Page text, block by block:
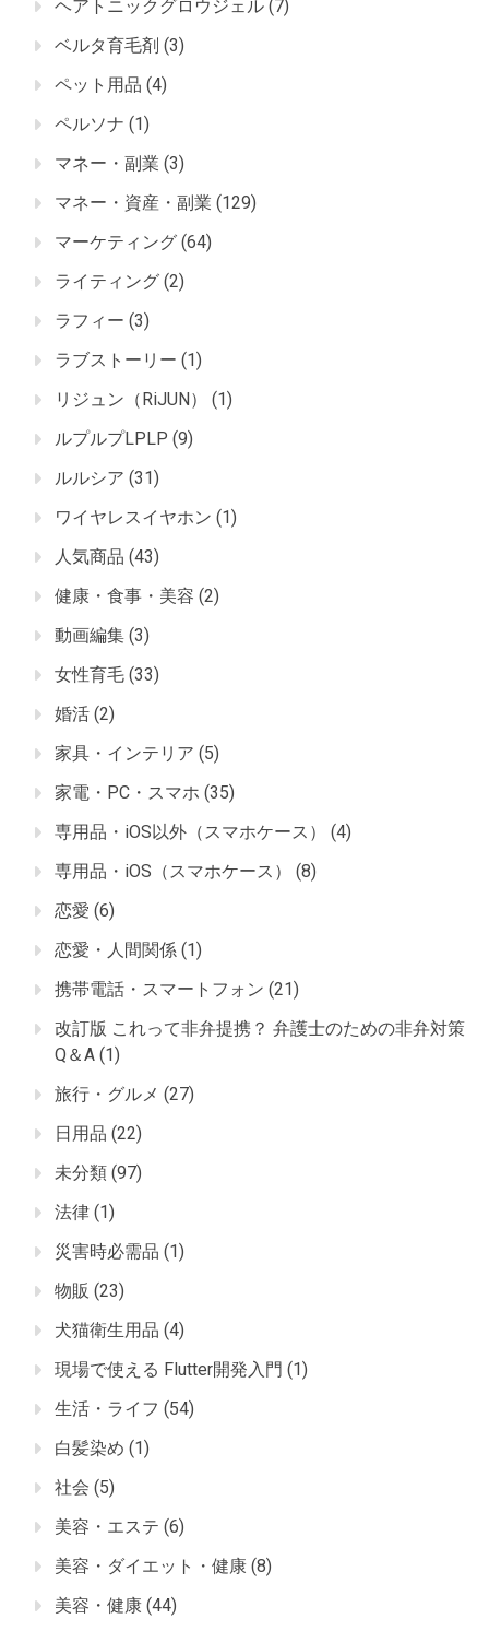
ヘアトニックグロウジェル (7)
ベルタ育毛剤 (3)
ペット用品 (4)
ペルソナ (1)
マネー・副業 (3)
マネー・資産・副業 (129)
マーケティング (64)
ライティング (2)
ラフィー (3)
ラブストーリー (1)
リジュン（RiJUN）
(1)
ルプルプLPLP (9)
ルルシア (31)
ワイヤレスイヤホン (1)
人気商品 (43)
健康・食事・美容 (2)
動画編集 (3)
女性育毛 (33)
婚活 (2)
家具・インテリア (5)
家電・PC・スマホ (35)
専用品・iOS以外（スマホケース）
(4)
専用品・iOS（スマホケース）
(8)
恋愛 (6)
恋愛・人間関係 (1)
携帯電話・スマートフォン (21)
改訂版 これって非弁提携？ 弁護士のための非弁対策
Q＆A (1)
旅行・グルメ (27)
日用品 (22)
未分類 (97)
法律 (1)
災害時必需品 (1)
物販 (23)
犬猫衛生用品 (4)
現場で使える Flutter開発入門 (1)
生活・ライフ (54)
白髪染め (1)
社会 (5)
美容・エステ (6)
美容・ダイエット・健康 (8)
美容・健康 (44)